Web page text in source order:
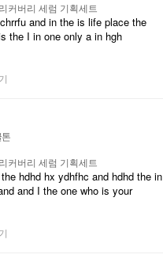
커버리 세럼 기획세트
and in the is life place the
the I in one only a in hgh
커버리 세럼 기획세트
hdhd hx ydhfhc and hdhd the in
and I the one who is your